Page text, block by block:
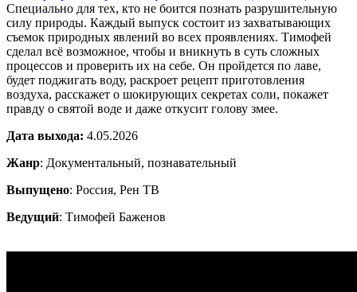
Специально для тех, кто не боится познать разрушительную
силу природы. Каждый выпуск состоит из захватывающих
съемок природных явлений во всех проявлениях. Тимофей
сделал всё возможное, чтобы и вникнуть в суть сложных
процессов и проверить их на себе. Он пройдется по лаве,
будет поджигать воду, раскроет рецепт приготовления
воздуха, расскажет о шокирующих секретах соли, покажет
правду о святой воде и даже откусит голову змее.
Дата выхода: 4.05.2026
Жанр: Документальный, познавательный
Выпущено: Россия, Рен ТВ
Ведущий: Тимофей Баженов